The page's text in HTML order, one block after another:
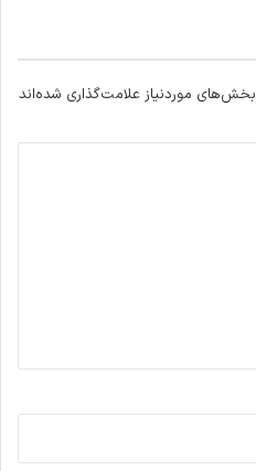
بخش‌های موردنیاز علامت‌گذاری شده‌اند